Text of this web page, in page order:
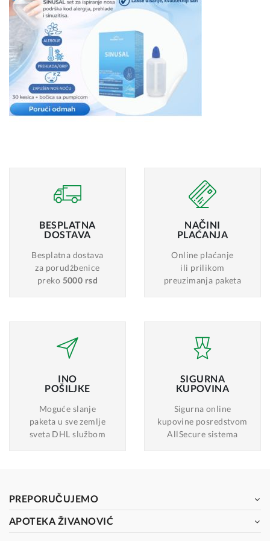
BESPLATNA
DOSTAVA
Besplatna dostava
za porudžbenice
preko 5000 rsd
NAČINI
PLAĆANJA
Online plaćanje
ili prilikom
preuzimanja paketa
INO
POŠILJKE
Moguće slanje
paketa u sve zemlje
sveta DHL službom
SIGURNA
KUPOVINA
Sigurna online
kupovine posredstvom
AllSecure sistema
PREPORUČUJEMO
APOTEKA ŽIVANOVIĆ